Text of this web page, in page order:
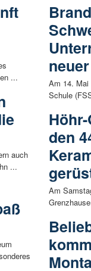
...
auch
...
Am 14. Mai
Schule
den
Am